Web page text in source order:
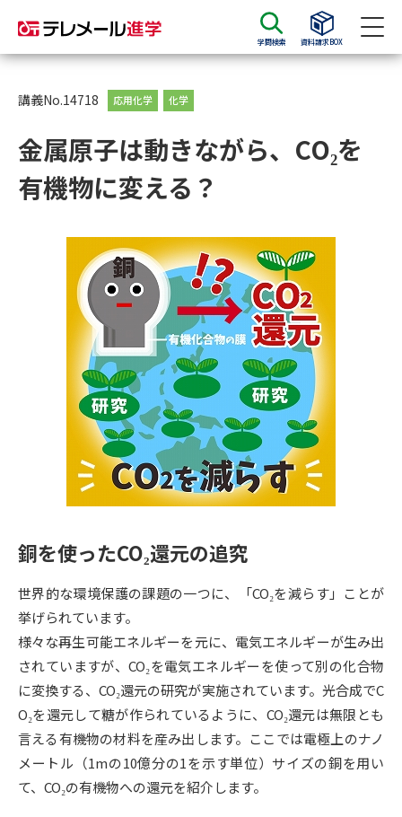
学問検索 資料請求BOX
資料請求
大学・短大の資料種類から請求
総合型選抜・学校推薦型選抜 募
集要項＆願書
大学入学共通テスト利用選抜の
募集要項＆願書
大学・短大以外の資料から請求
専門学校の資料請求 大学院の資料請求
留学・進学関連、塾・予備校
大学入学共通テスト「受験案
内」の請求
大学入学共通テスト「受験上の
配慮案内」の請求
高等学校卒業程度認定試験
幼稚園教員資格認定試験 小学校教員資格認定試験
高等学校（情報）教員資格認定
試験
大学研究 大学検索
大学で学べる内容や特徴を調べる
新増設大学・学部・学科特集
国際・グローバルに強い大学特
講義No.14718 応用化学 化学
金属原子は動きながら、CO₂を
有機物に変える？
銅を使ったCO₂還元の追究
世界的な環境保護の課題の一つに、「CO₂を減らす」ことが
挙げられています。
様々な再生可能エネルギーを元に、電気エネルギーが生み出
されていますが、CO₂を電気エネルギーを使って別の化合物
に変換する、CO₂還元の研究が実施されています。光合成でC
O₂を還元して糖が作られているように、CO₂還元は無限とも
言える有機物の材料を産み出します。ここでは電極上のナノ
メートル（1mの10億分の1を示す単位）サイズの銅を用い
て、CO₂の有機物への還元を紹介します。